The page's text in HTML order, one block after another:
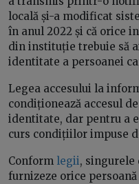
locală și-a modificat
în anul 2022 și că orice
din instituție trebuie să
identitate a persoanei
Legea accesului la
condiționează accesul
identitate, dar pentru a
curs condițiilor impuse
Conform legii, singurele
furnizeze orice